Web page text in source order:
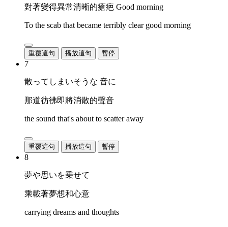
對著變得異常清晰的瘡疤 Good morning
To the scab that became terribly clear good morning
重覆這句 播放這句 暫停
7
散ってしまいそうな 音に
那道彷彿即將消散的聲音
the sound that's about to scatter away
重覆這句 播放這句 暫停
8
夢や思いを乗せて
乘載著夢想和心意
carrying dreams and thoughts